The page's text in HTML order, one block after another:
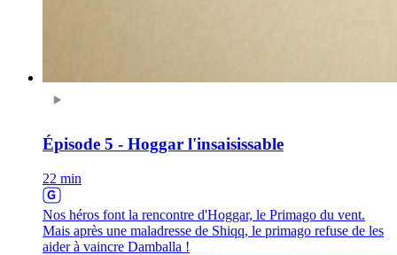
Épisode 5 - Hoggar l'insaisissable
22 min
Nos héros font la rencontre d'Hoggar, le Primago du vent.
Mais après une maladresse de Shiqq, le primago refuse de les
aider à vaincre Damballa !